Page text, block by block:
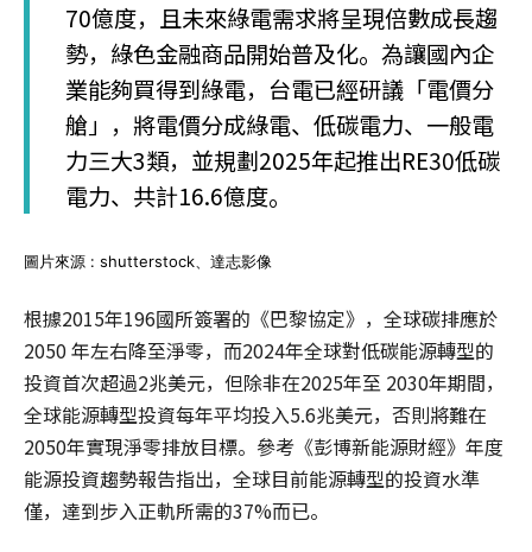
70億度，且未來綠電需求將呈現倍數成長趨
勢，綠色金融商品開始普及化。為讓國內企
業能夠買得到綠電，台電已經研議「電價分
艙」，將電價分成綠電、低碳電力、一般電
力三大3類，並規劃2025年起推出RE30低碳
電力、共計16.6億度。
圖片來源 : shutterstock、達志影像
根據2015年196國所簽署的《巴黎協定》，全球碳排應於
2050 年左右降至淨零，而2024年全球對低碳能源轉型的
投資首次超過2兆美元，但除非在2025年至 2030年期間，
全球能源轉型投資每年平均投入5.6兆美元，否則將難在
2050年實現淨零排放目標。參考《彭博新能源財經》年度
能源投資趨勢報告指出，全球目前能源轉型的投資水準
僅，達到步入正軌所需的37%而已。